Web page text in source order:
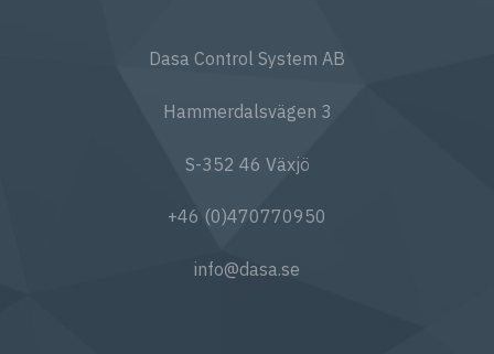
Dasa Control System AB
Hammerdalsvägen 3
S-352 46 Växjö
+46 (0)470770950
info@dasa.se